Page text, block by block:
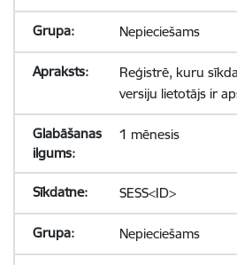
Nepieciešams
Reģistrē, kuru
versiju lietotājs ir
1 mēnesis
SESS<ID>
Nepieciešams